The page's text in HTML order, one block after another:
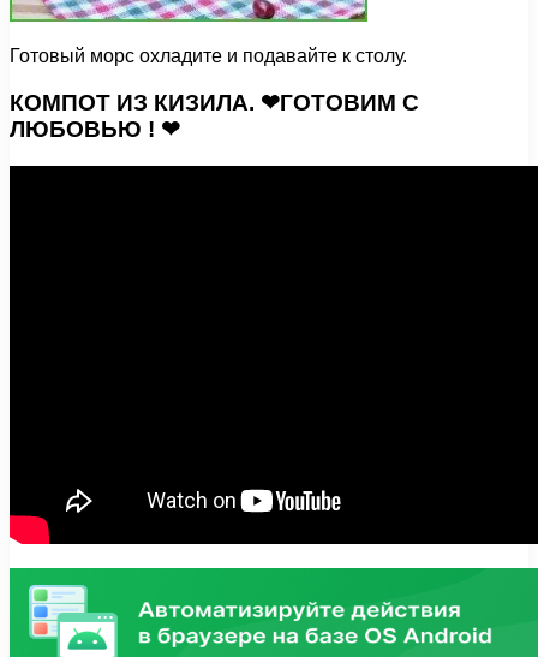
Готовый морс охладите и подавайте к столу.
КОМПОТ ИЗ КИЗИЛА. ❤ГОТОВИМ С
ЛЮБОВЬЮ ! ❤